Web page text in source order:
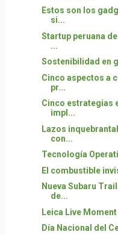
Estos son los
si...
Startup peruana
...
Sostenibilidad en
Cinco aspectos a
pr...
Cinco estrategias
impl...
Lazos
con...
Tecnología
El combustible
Nueva Subaru
de...
Leica Live
Día Nacional del